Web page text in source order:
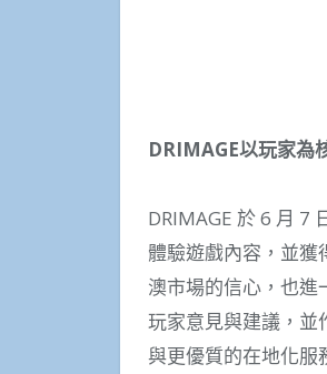
DRIMAGE以玩家為
DRIMAGE 於 6 月 7
體驗遊戲內容，並
澳市場的信心，也進
玩家意見與建議，並
與更優質的在地化服